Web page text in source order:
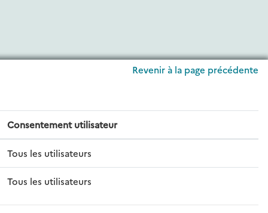
Revenir à la page précédente
Consentement utilisateur
Tous les utilisateurs
Tous les utilisateurs